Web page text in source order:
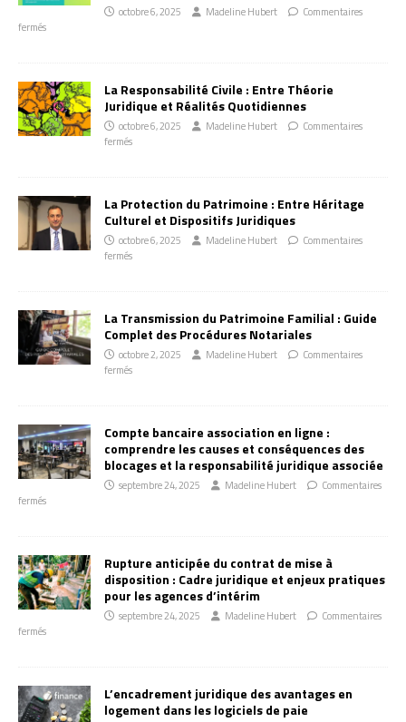
octobre 6, 2025 Madeline Hubert
Commentaires
fermés
La Responsabilité Civile : Entre Théorie
Juridique et Réalités Quotidiennes
octobre 6, 2025 Madeline Hubert
Commentaires
fermés
La Protection du Patrimoine : Entre Héritage
Culturel et Dispositifs Juridiques
octobre 6, 2025 Madeline Hubert
Commentaires
fermés
La Transmission du Patrimoine Familial : Guide
Complet des Procédures Notariales
octobre 2, 2025 Madeline Hubert
Commentaires
fermés
Compte bancaire association en ligne :
comprendre les causes et conséquences des
blocages et la responsabilité juridique associée
septembre 24, 2025 Madeline Hubert
Commentaires
fermés
Rupture anticipée du contrat de mise à
disposition : Cadre juridique et enjeux pratiques
pour les agences d’intérim
septembre 24, 2025 Madeline Hubert
Commentaires
fermés
L’encadrement juridique des avantages en
logement dans les logiciels de paie